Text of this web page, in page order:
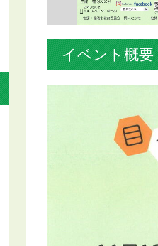
イベント概要